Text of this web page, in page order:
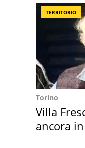
TERRITORIO
Torino
Villa
ancora